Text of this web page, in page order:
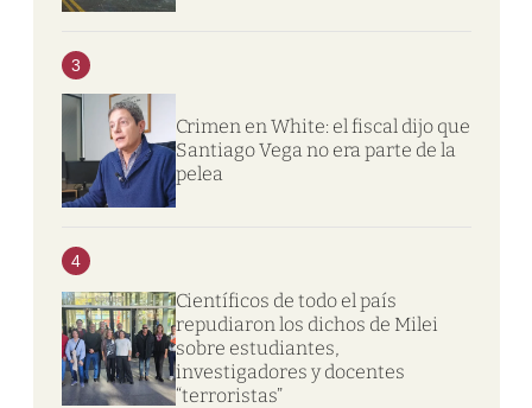
3
Crimen en White: el fiscal dijo que
Santiago Vega no era parte de la
pelea
4
Científicos de todo el país
repudiaron los dichos de Milei
sobre estudiantes,
investigadores y docentes
“terroristas”